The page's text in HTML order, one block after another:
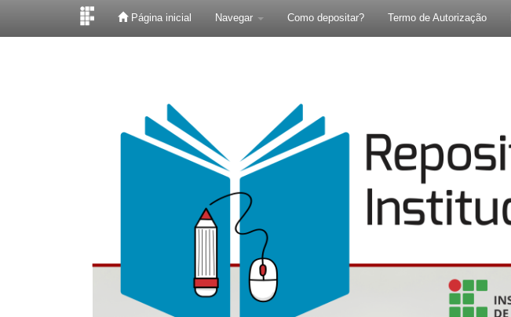
Página inicial Navegar Como depositar? Termo de Autorização